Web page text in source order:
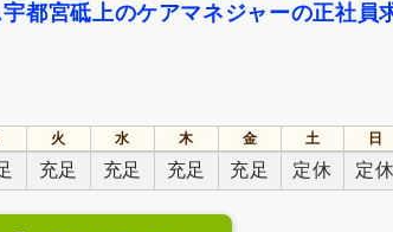
都宮砥上のケアマネジャーの正社員
火 水 木 金 土
日
充足 充足 充足 充足 定休 定休